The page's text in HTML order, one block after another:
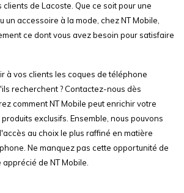
de Lacoste. Que ce soit pour une
accessoire à la mode, chez NT Mobile,
ce dont vous avez besoin pour satisfaire
à vos clients les coques de téléphone
recherchent ? Contactez-nous dès
comment NT Mobile peut enrichir votre
exclusifs. Ensemble, nous pouvons
au choix le plus raffiné en matière
Ne manquez pas cette opportunité de
de NT Mobile.